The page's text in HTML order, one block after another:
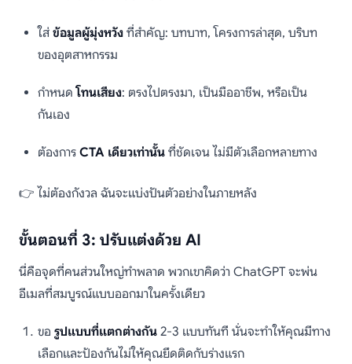
ใส่ ข้อมูลผู้มุ่งหวัง ที่สำคัญ: บทบาท, โครงการล่าสุด, บริบท
ของอุตสาหกรรม
กำหนดโทนเสียง: ตรงไปตรงมา, เป็นมืออาชีพ, หรือเป็น
กันเอง
ต้องการ CTA เดียวเท่านั้น ที่ชัดเจน ไม่มีตัวเลือกหลายทาง
👉 ไม่ต้องกังวล ฉันจะแบ่งปันตัวอย่างในภายหลัง
ขั้นตอนที่ 3: ปรับแต่งด้วย AI
นี่คือจุดที่คนส่วนใหญ่ทำพลาด พวกเขาคิดว่า ChatGPT จะพ่น
อีเมลที่สมบูรณ์แบบออกมาในครั้งเดียว
ขอ รูปแบบที่แตกต่างกัน 2-3 แบบทันที นั่นจะทำให้คุณมีทาง
เลือกและป้องกันไม่ให้คุณยึดติดกับร่างแรก